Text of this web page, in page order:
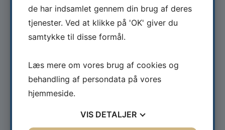
Type:
Maritime Erhvervsprojekter
Tid:
de har indsamlet gennem din brug af deres
tjenester. Ved at klikke på 'OK' giver du
samtykke til disse formål.
Læs mere om vores brug af cookies og
behandling af persondata på vores
hjemmeside.
VIS DETALJER